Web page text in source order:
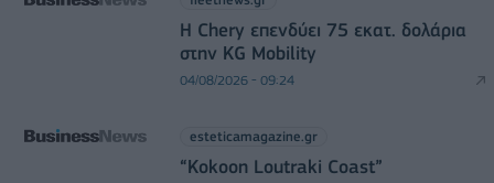
Η Chery επενδύει 75 εκατ. δολάρια
στην KG Mobility
04/08/2026 - 09:24
esteticamagazine.gr
“Kokoon Loutraki Coast”